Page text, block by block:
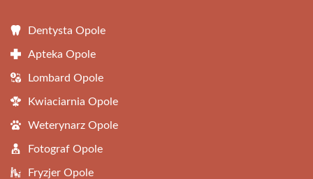
Dentysta Opole
Apteka Opole
Lombard Opole
Kwiaciarnia Opole
Weterynarz Opole
Fotograf Opole
Fryzjer Opole